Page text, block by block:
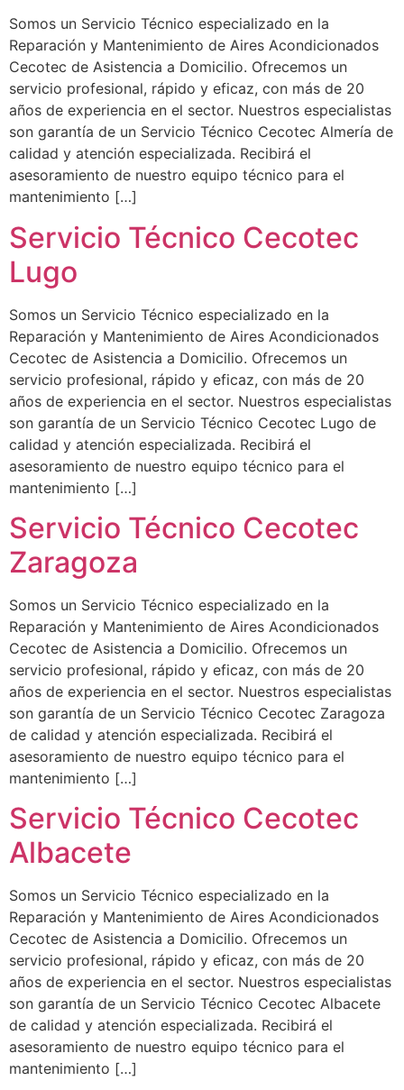
Somos un Servicio Técnico especializado en la
Reparación y Mantenimiento de Aires Acondicionados
Cecotec de Asistencia a Domicilio. Ofrecemos un
servicio profesional, rápido y eficaz, con más de 20
años de experiencia en el sector. Nuestros especialistas
son garantía de un Servicio Técnico Cecotec Almería de
calidad y atención especializada. Recibirá el
asesoramiento de nuestro equipo técnico para el
mantenimiento […]
Servicio Técnico Cecotec
Lugo
Somos un Servicio Técnico especializado en la
Reparación y Mantenimiento de Aires Acondicionados
Cecotec de Asistencia a Domicilio. Ofrecemos un
servicio profesional, rápido y eficaz, con más de 20
años de experiencia en el sector. Nuestros especialistas
son garantía de un Servicio Técnico Cecotec Lugo de
calidad y atención especializada. Recibirá el
asesoramiento de nuestro equipo técnico para el
mantenimiento […]
Servicio Técnico Cecotec
Zaragoza
Somos un Servicio Técnico especializado en la
Reparación y Mantenimiento de Aires Acondicionados
Cecotec de Asistencia a Domicilio. Ofrecemos un
servicio profesional, rápido y eficaz, con más de 20
años de experiencia en el sector. Nuestros especialistas
son garantía de un Servicio Técnico Cecotec Zaragoza
de calidad y atención especializada. Recibirá el
asesoramiento de nuestro equipo técnico para el
mantenimiento […]
Servicio Técnico Cecotec
Albacete
Somos un Servicio Técnico especializado en la
Reparación y Mantenimiento de Aires Acondicionados
Cecotec de Asistencia a Domicilio. Ofrecemos un
servicio profesional, rápido y eficaz, con más de 20
años de experiencia en el sector. Nuestros especialistas
son garantía de un Servicio Técnico Cecotec Albacete
de calidad y atención especializada. Recibirá el
asesoramiento de nuestro equipo técnico para el
mantenimiento […]